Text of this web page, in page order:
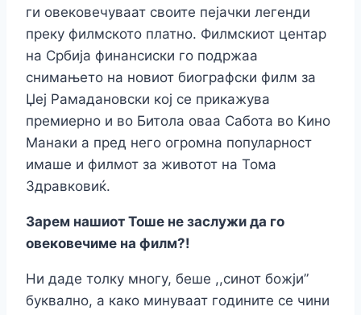
ги овековечуваат своите пејачки легенди
преку филмското платно. Филмскиот центар
на Србија финансиски го подржаа
снимањето на новиот биографски филм за
Џеј Рамадановски кој се прикажувa
премиерно и во Битола оваа Сабота во Кино
Манаки а пред него огромна популарност
имаше и филмот за животот на Тома
Здравковиќ.
Зарем нашиот Тоше не заслужи да го
овековечиме на филм?!
Ни даде толку многу, беше ,,синот божји”
буквално, а како минуваат годините се чини